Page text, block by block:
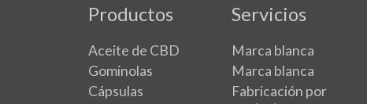
Productos
Aceite de CBD
Gominolas
Cápsulas
Servicios
Marca blanca
Marca blanca
Fabricación por